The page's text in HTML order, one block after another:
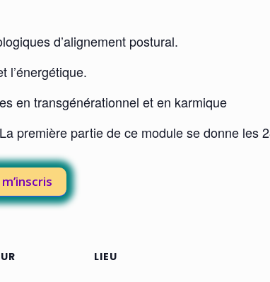
d’alignement postural.
l’énergétique.
en transgénérationnel et en karmique
première partie de ce module se donne les
m’inscris
LIEU